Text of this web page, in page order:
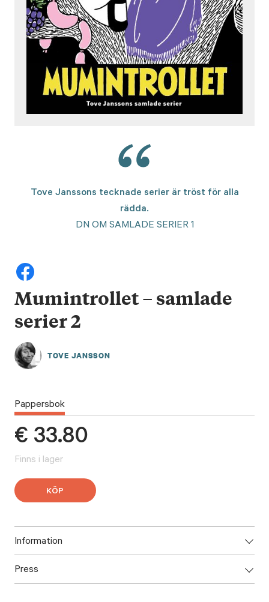
Tove Janssons tecknade serier är tröst för alla
rädda.
DN OM SAMLADE SERIER 1
Mumintrollet – samlade
serier 2
TOVE JANSSON
Pappersbok
€ 33.80
Finns i lager
KÖP
Information
ISBN: 9789523336582
Press